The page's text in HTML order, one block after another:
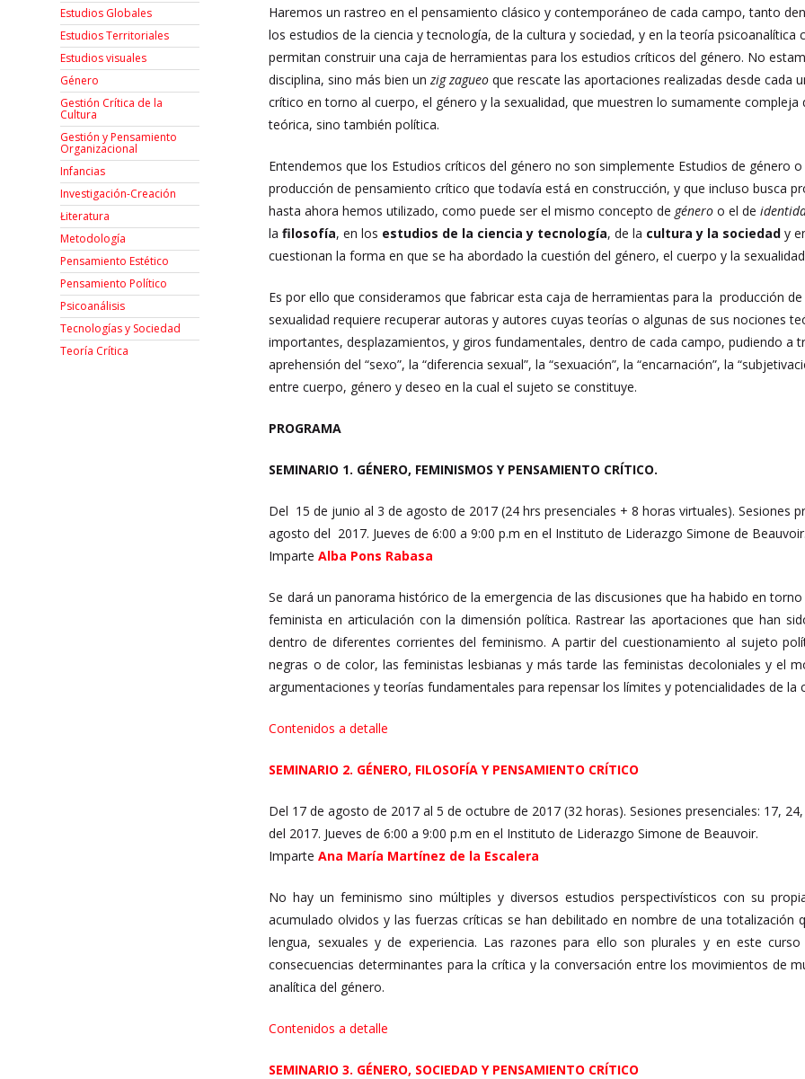
Haremos un rastreo en el pensamiento clásico y contemporáneo de cada campo, tanto
los estudios de la ciencia y tecnología, de la cultura y sociedad, y en la teoría
permitan construir una caja de herramientas para los estudios críticos del género. No
disciplina, sino más bien unzig zagueo que rescate las aportaciones realizadas desde cada
crítico en torno al cuerpo, el género y la sexualidad, que muestren lo sumamente
teórica, sino también política.
Entendemos que los Estudios críticos del género no son simplemente Estudios de género
producción de pensamiento crítico que todavía está en construcción, y que incluso busca
hasta ahora hemos utilizado, como puede ser el mismo concepto de género o el de
lafilosofía, en los estudios de la ciencia y tecnología, de la cultura y la sociedad y
cuestionan la forma en que se ha abordado la cuestión del género, el cuerpo y la
Es por ello que consideramos que fabricar esta caja de herramientas para la producción
sexualidad requiere recuperar autoras y autores cuyas teorías o algunas de sus nociones
importantes, desplazamientos, y giros fundamentales, dentro de cada campo, pudiendo a
aprehensión del “sexo”, la “diferencia sexual”, la “sexuación”, la “encarnación”, la
entre cuerpo, género y deseo en la cual el sujeto se constituye.
PROGRAMA
SEMINARIO 1. GÉNERO, FEMINISMOS Y PENSAMIENTO CRÍTICO.
Del 15 de junio al 3 de agosto de 2017 (24 hrs presenciales + 8 horas virtuales). Sesiones
agosto del 2017. Jueves de 6:00 a 9:00 p.m en el Instituto de Liderazgo Simone de Beauvoir.
ImparteAlba Pons Rabasa
Se dará un panorama histórico de la emergencia de las discusiones que ha habido en
feminista en articulación con la dimensión política. Rastrear las aportaciones que han
dentro de diferentes corrientes del feminismo. A partir del cuestionamiento al sujeto
negras o de color, las feministas lesbianas y más tarde las feministas decoloniales y el
argumentaciones y teorías fundamentales para repensar los límites y potencialidades de
Contenidos a detalle
SEMINARIO 2. GÉNERO, FILOSOFÍA Y PENSAMIENTO CRÍTICO
Del 17 de agosto de 2017 al 5 de octubre de 2017 (32 horas). Sesiones presenciales: 17,
del 2017. Jueves de 6:00 a 9:00 p.m en el Instituto de Liderazgo Simone de Beauvoir.
ImparteAna María Martínez de la Escalera
No hay un feminismo sino múltiples y diversos estudios perspectivísticos con su
acumulado olvidos y las fuerzas críticas se han debilitado en nombre de una totalización
lengua, sexuales y de experiencia. Las razones para ello son plurales y en este
consecuencias determinantes para la crítica y la conversación entre los movimientos de
analítica del género.
Contenidos a detalle
SEMINARIO 3. GÉNERO, SOCIEDAD Y PENSAMIENTO CRÍTICO
Estudios Globales
Estudios Territoriales
Estudios visuales
Género
Gestión Crítica de la
Cultura
Gestión y Pensamiento
Organizacional
Infancias
Investigación-Creación
Łiteratura
Metodología
Pensamiento Estético
Pensamiento Político
Psicoanálisis
Tecnologías y Sociedad
Teoría Crítica